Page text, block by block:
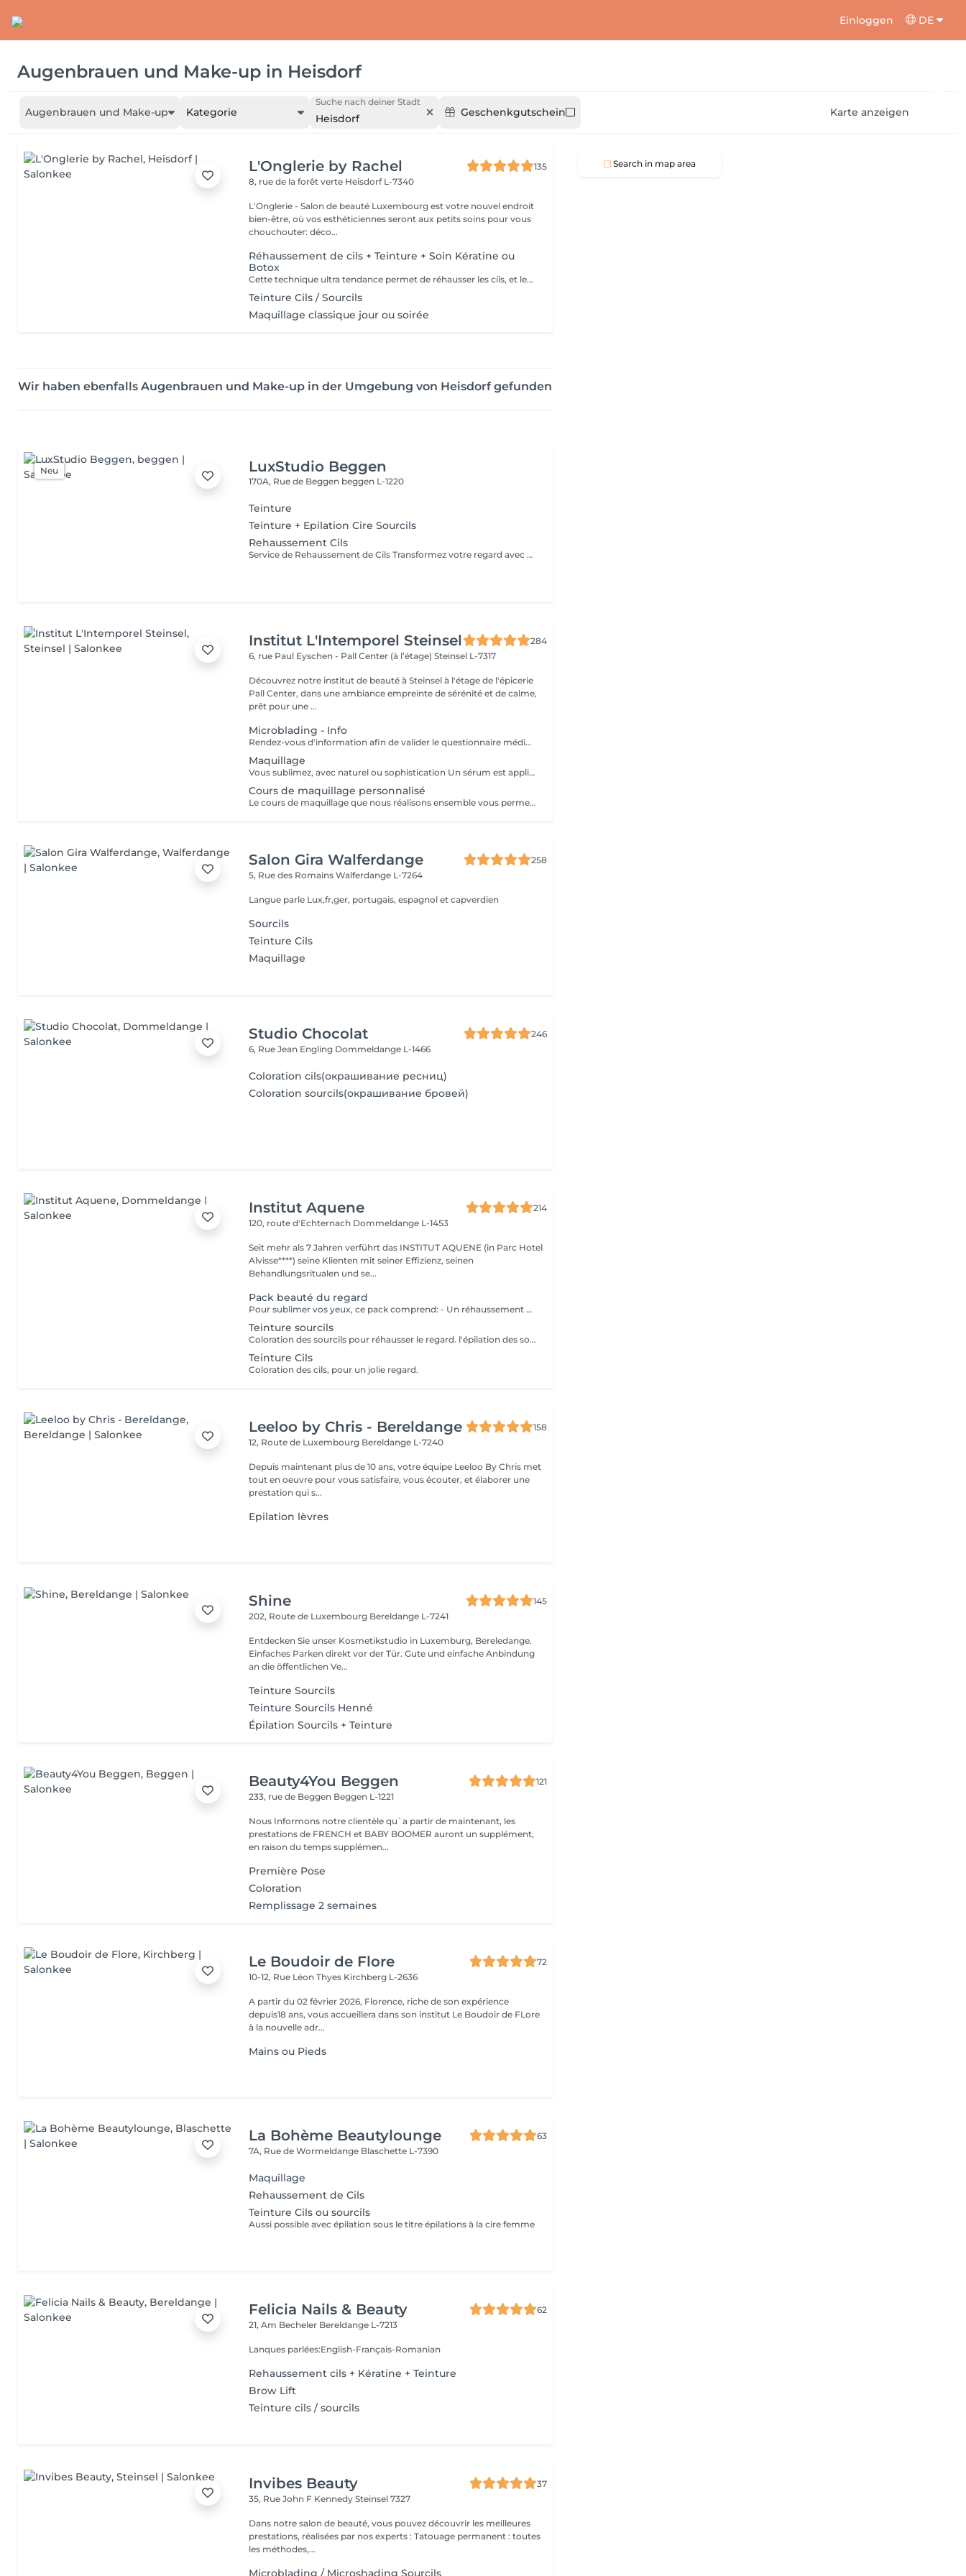
Einloggen DE
Augenbrauen und Make-up in Heisdorf
Augenbrauen und Make-up Kategorie
Suche nach deiner Stadt
Heisdorf Geschenkgutschein Karte anzeigen
L'Onglerie by Rachel
135
8, rue de la forêt verte Heisdorf L-7340
L'Onglerie - Salon de beauté Luxembourg est votre nouvel endroit
bien-être, où vos esthéticiennes seront aux petits soins pour vous
chouchouter: déco...
Réhaussement de cils + Teinture + Soin Kératine ou
Botox
Cette technique ultra tendance permet de réhausser les cils, et leur apporter une courbure naturelle digne d'un mascara Découvrez le réhaussement de cils classique, soin Kératine ou combiné au soin Lash Botox: le Must Have du moment. C'est un soin réparateur pour les cils à base de kératine, panthénol et vitamines pour fortifier les cils endommagés ou fragiles, les nourrir, les hydrater et booster leur croissance. La formule du traitement est réalisée spécialement pour les cils, inoffensif pour les yeux, à base de : Vitamine E, pour rajeunir, restaurer et activer la pousse des cils. Panthénol : pour restaurer la structure du poil abimé, il enrobe chaque cil d'une pellicule qui lui ajoute volume, le nourrit, l'hydrate et stimule la pousse. Huile d'argan: hydrate, nourrit et régénère les cils, les fait briller. Kératine: remplit la structure et remplit les zones abîmées des cils. Recrée la couche de kératine naturelle. Collagène: referme les couches supérieures des cils, les rend plus flexibles, et doux. Acide Hyaluronique: restaure et hydrate les cils, empêche la perte d'humidité. Le traitement entraîne une pousse des cils, 40 % de volume en plus après le traitement soin, la teinture noire dure jusqu'à huit semaines, et l'effet du soin dure environ 2 mois. Il est possible de faire ce traitement tous les 2 à 3 mois, le résultat va s'ajouter, et les cils n'en seront que plus beaux, et en bonne santé.
Teinture Cils / Sourcils
Maquillage classique jour ou soirée
Wir haben ebenfalls Augenbrauen und Make-up in der Umgebung von Heisdorf gefunden
Neu LuxStudio Beggen
170A, Rue de Beggen beggen L-1220
Teinture
Teinture + Epilation Cire Sourcils
Rehaussement Cils
Service de Rehaussement de Cils Transformez votre regard avec notre service de rehaussement de cils, disponible avec ou sans teinture. Notre technique avancée inclut : - *Courbure Durable* : Nous sublimons vos cils naturels en leur apportant une courbure élégante et durable. - *Option avec Teinture* : Pour un effet encore plus spectaculaire, ajoutez de la couleur à vos cils, vous libérant ainsi de l'utilisation quotidienne de mascara. - *Hydratation Incluse* : Nos traitements incluent une hydratation profonde, garantissant des cils sains et forts. ### Entretien Pour maintenir l'effet souhaité et éviter d'endommager vos cils, nous recommandons de refaire le traitement toutes les 4 à 6 semaines. Ainsi, vous assurez un regard toujours éblouissant tout en préservant la santé de vos cils. Prenez rendez-vous dès aujourd'hui et sublimez la beauté naturelle de vos yeux !
Institut L'Intemporel Steinsel
284
6, rue Paul Eyschen - Pall Center (à l’étage)Steinsel L-7317
Découvrez notre institut de beauté à Steinsel à l'étage de l'épicerie
Pall Center, dans une ambiance empreinte de sérénité et de calme,
prêt pour une ...
Microblading - Info
Rendez-vous d'information afin de valider le questionnaire médical et les contre-indications, validation de la couleur et de la forme des sourcils, réponses aux éventuelles interrogations. L'acompte sera restitué entièrement lors de votre venue, si vous n'annulez pas il sera conservé.
Maquillage
Vous sublimez, avec naturel ou sophistication Un sérum est appliqué avant le maquillage afin de fixer celui ci Possibilité d'ajouter avant le maquillage de la radio fréquence qui va lisser et défatiguer vos traits pour un rendu encore plus lumineux
Cours de maquillage personnalisé
Le cours de maquillage que nous réalisons ensemble vous permet d'apprendre à réaliser un maquillage complet, naturel ou plus sophistiqué au gré de vos envies et de votre style. Nous essayerons de répondre à toutes vos questions et partagerons nos petits tips de pro ;-)
Salon Gira Walferdange
258
5, Rue des RomainsWalferdange L-7264
Langue parle Lux,fr,ger, portugais, espagnol et capverdien
Sourcils
Teinture Cils
Maquillage
Studio Chocolat
246
6, Rue Jean Engling Dommeldange L-1466
Coloration cils(окрашивание ресниц)
Coloration sourcils(окрашивание бровей)
Institut Aquene
214
120, route d'Echternach Dommeldange L-1453
Seit mehr als 7 Jahren verführt das INSTITUT AQUENE (in Parc Hotel
Alvisse****) seine Klienten mit seiner Effizienz, seinen
Behandlungsritualen und se...
Pack beauté du regard
Pour sublimer vos yeux, ce pack comprend: - Un réhaussement de cils avec teinture - Un soin kératine pour renourrir les cils - épilation sourcils - Teinture sourcils au henné - Un masque de massage (Eye Bar) Prix 142€ au lieu de 172€
Teinture sourcils
Coloration des sourcils pour réhausser le regard. l'épilation des sourcils est conseillé après le soin pour un sourcil plus net.
Teinture Cils
Coloration des cils, pour un jolie regard.
Leeloo by Chris - Bereldange
158
12, Route de Luxembourg Bereldange L-7240
Depuis maintenant plus de 10 ans, votre équipe Leeloo By Chris met
tout en oeuvre pour vous satisfaire, vous écouter, et élaborer une
prestation qui s...
Epilation lèvres
Shine
145
202, Route de Luxembourg Bereldange L-7241
Entdecken Sie unser Kosmetikstudio in Luxemburg, Bereledange.
Einfaches Parken direkt vor der Tür. Gute und einfache Anbindung
an die öffentlichen Ve...
Teinture Sourcils
Teinture Sourcils Henné
Épilation Sourcils + Teinture
Beauty4You Beggen
121
233, rue de Beggen Beggen L-1221
Nous Informons notre clientèle qu`a partir de maintenant, les
prestations de FRENCH et BABY BOOMER auront un supplément,
en raison du temps supplémen...
Première Pose
Coloration
Remplissage 2 semaines
Le Boudoir de Flore
72
10-12, Rue Léon Thyes Kirchberg L-2636
A partir du 02 février 2026, Florence, riche de son expérience
depuis18 ans, vous accueillera dans son institut Le Boudoir de FLore
à la nouvelle adr...
Mains ou Pieds
La Bohème Beautylounge
63
7A, Rue de Wormeldange Blaschette L-7390
Maquillage
Rehaussement de Cils
Teinture Cils ou sourcils
Aussi possible avec épilation sous le titre épilations à la cire femme
Felicia Nails & Beauty
62
21, Am Becheler Bereldange L-7213
Lanques parlées:English-Français-Romanian
Rehaussement cils + Kératine + Teinture
Brow Lift
Teinture cils / sourcils
Invibes Beauty
37
35, Rue John F KennedySteinsel 7327
Dans notre salon de beauté, vous pouvez découvrir les meilleures
prestations, réalisées par nos experts : Tatouage permanent : toutes
les méthodes,...
Microblading / Microshading Sourcils
Search in map area